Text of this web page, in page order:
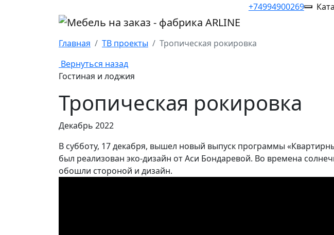
+74994900269
Главная ТВ проекты
Тропическая рокировка
Вернуться назад
Гостиная и лоджия
Тропическая рокировка
Декабрь 2022
В субботу, 17 декабря, вышел новый выпуск программы
был реализован эко-дизайн от Аси Бондаревой. Во времена
обошли стороной и дизайн.